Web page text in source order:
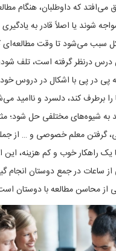
می‌افتد که داوطلبان، هنگام
شوند یا اصلاً قادر به
سبب می‌شود تا وقت مطالعه‌ای
درس درنظر گرفته است، تلف
پی در پی با اشکال در دروس
را برطرف کند، دلسرد و ناامید
به شیوه‌های مختلفی حل شود؛
گرفتن معلم خصوصی و … از
یک راهکار خوب و کم هزینه،
ساعات در جمع دوستان انجام
از محاسن مطالعه با دوستان